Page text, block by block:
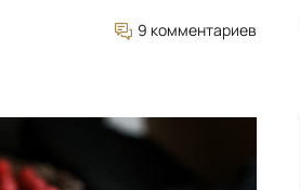
9 комментариев